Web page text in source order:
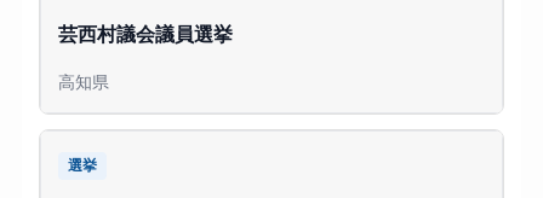
芸西村議会議員選挙
高知県
選挙